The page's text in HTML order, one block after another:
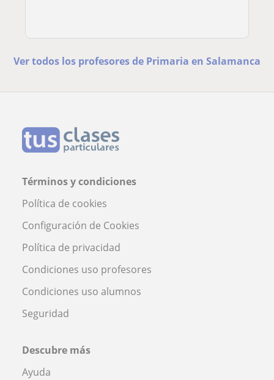
Ver todos los profesores de Primaria en Salamanca
Términos y condiciones
Política de cookies
Configuración de Cookies
Política de privacidad
Condiciones uso profesores
Condiciones uso alumnos
Seguridad
Descubre más
Ayuda